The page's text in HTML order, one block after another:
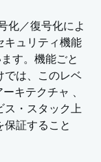
化／復号化によ
キュリティ機能
す。機能ごと
では、このレベ
キテクチャ 、
ス・スタック上
証すること